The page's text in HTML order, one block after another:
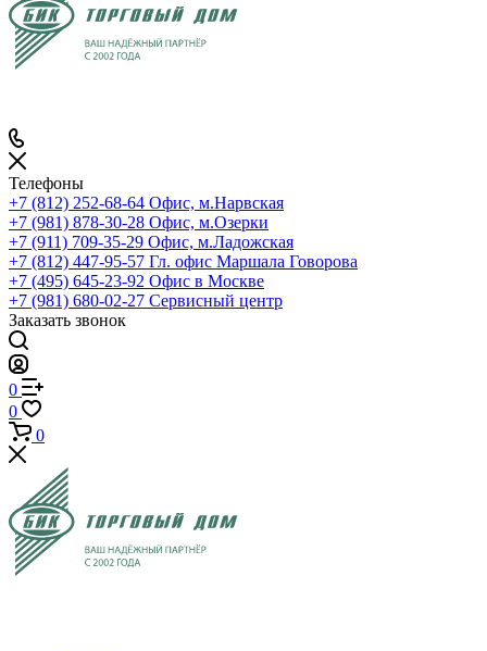
Телефоны
+7 (812) 252-68-64 Офис, м.Нарвская
+7 (981) 878-30-28 Офис, м.Озерки
+7 (911) 709-35-29 Офис, м.Ладожская
+7 (812) 447-95-57 Гл. офис Маршала Говорова
+7 (495) 645-23-92 Офис в Москве
+7 (981) 680-02-27 Сервисный центр
Заказать звонок
0
0
0